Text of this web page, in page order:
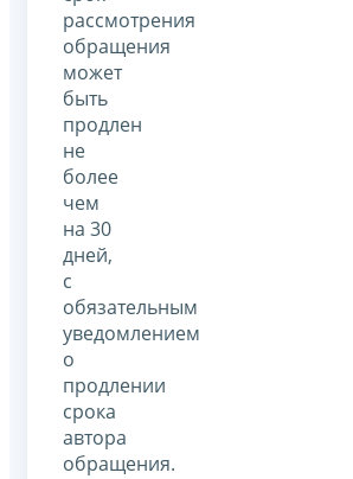
рассмотрения
обращения
может
быть
продлен
не
более
чем
на 30
дней,
с
обязательным
уведомлением
о
продлении
срока
автора
обращения.